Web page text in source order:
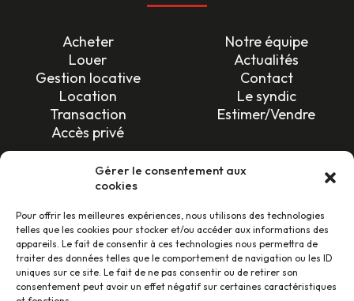
Gérer le consentement aux
cookies
Pour offrir les meilleures expériences, nous utilisons des technologies
telles que les cookies pour stocker et/ou accéder aux informations des
appareils. Le fait de consentir à ces technologies nous permettra de
traiter des données telles que le comportement de navigation ou les ID
uniques sur ce site. Le fait de ne pas consentir ou de retirer son
consentement peut avoir un effet négatif sur certaines caractéristiques
Acheter
Notre équipe
Louer
Actualités
Gestion locative
Contact
Location
Le syndic
Transaction
Estimer/Vendre
Accès privé
SUIVEZ-NOUS !
LES AVIS CLIENTS